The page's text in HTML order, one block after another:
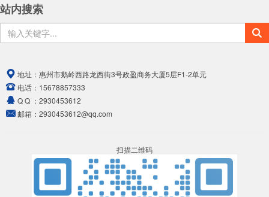
站内搜索
地址： 惠州市鹅岭西路龙西街3号政盈商务大厦5层F1-2单元
电话： 15678857333
Q Q ： 2930453612
邮箱： 2930453612@qq.com
扫描二维码